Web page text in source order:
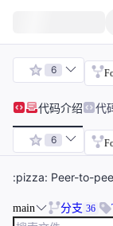
6
代码介绍 代
6
:pizza: Peer-to-
main 分支 36